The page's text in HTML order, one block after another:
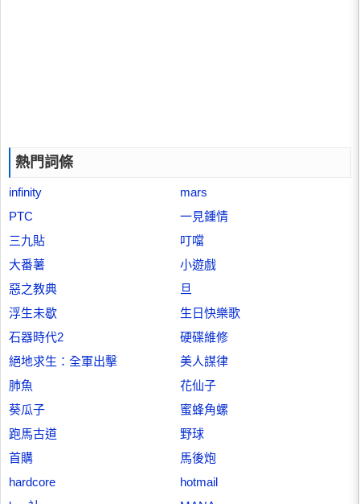
熱門詞條
infinity
mars
PTC
一見鍾情
三九貼
叮噹
大番薯
小遊戲
惡之教典
旦
浮生未歇
生日快樂歌
石器時代2
硬碟維修
絕地求生：全軍出擊
美人謀律
肺魚
花仙子
葵瓜子
蜜蜂角螺
跑馬古道
野球
首購
馬後炮
hardcore
hotmail